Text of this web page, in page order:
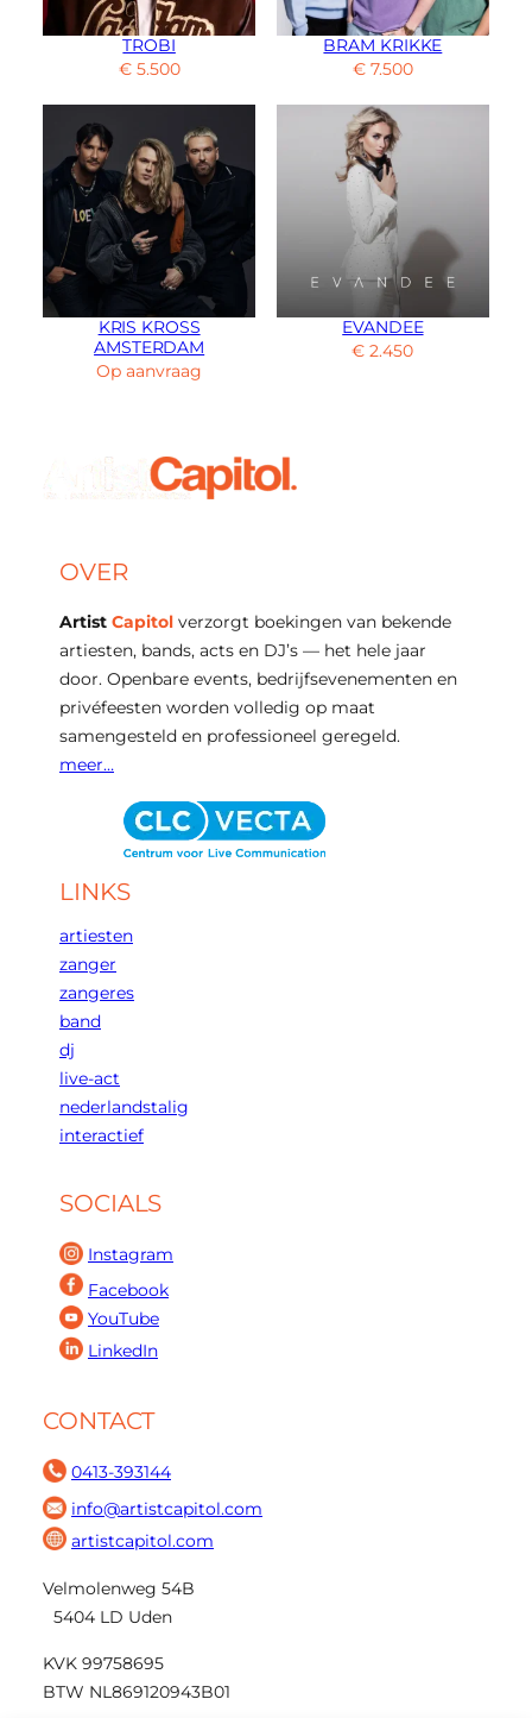
TROBI
€5.500
BRAM KRIKKE
€7.500
KRIS KROSS
AMSTERDAM
Op aanvraag
EVANDEE
€ 2.450
OVER
Artist Capitol verzorgt boekingen van bekende
artiesten, bands, acts en DJ’s — het hele jaar
door. Openbare events, bedrijfsevenementen en
privéfeesten worden volledig op maat
samengesteld en professioneel geregeld.
meer…
LINKS
artiesten
zanger
zangeres
band
dj
live-act
nederlandstalig
interactief
SOCIALS
Instagram
Facebook
YouTube
LinkedIn
CONTACT
0413-393144
info@artistcapitol.com
artistcapitol.com
Velmolenweg 54B
5404 LD Uden
KVK 99758695
BTW NL869120943B01